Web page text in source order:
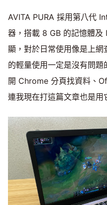
AVITA PURA 採用第八代
器，搭載 8 GB 的記憶體
顯，對於日常使用像是上
的輕量使用一定是沒有問
開 Chrome 分頁找資料、
連我現在打這篇文章也是用